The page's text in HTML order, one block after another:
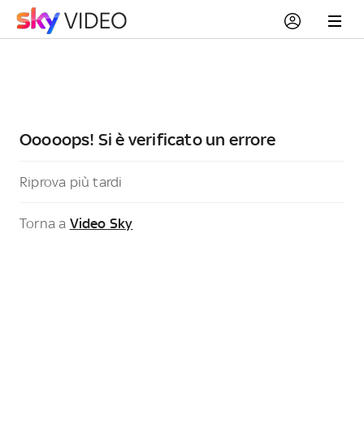
Ooooops! Si è verificato un errore
Riprova più tardi
Torna a Video Sky